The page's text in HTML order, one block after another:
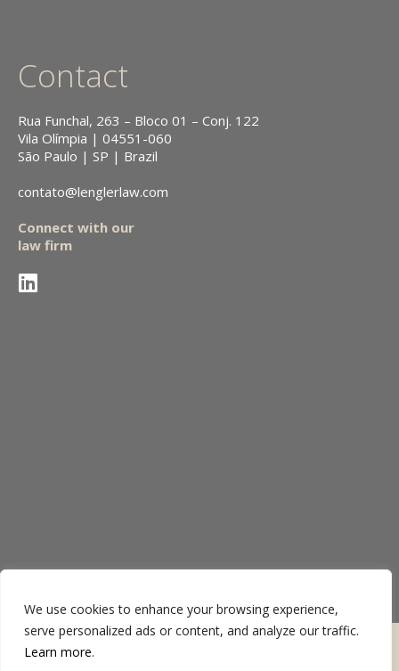
We use cookies to enhance your browsing experience,
serve personalized ads or content, and analyze our traffic.
Learn more.
Contact
Rua Funchal, 263 – Bloco 01 – Conj. 122
Vila Olímpia | 04551-060
São Paulo | SP | Brazil
contato@lenglerlaw.com
Connect with our
law firm
Termos de uso